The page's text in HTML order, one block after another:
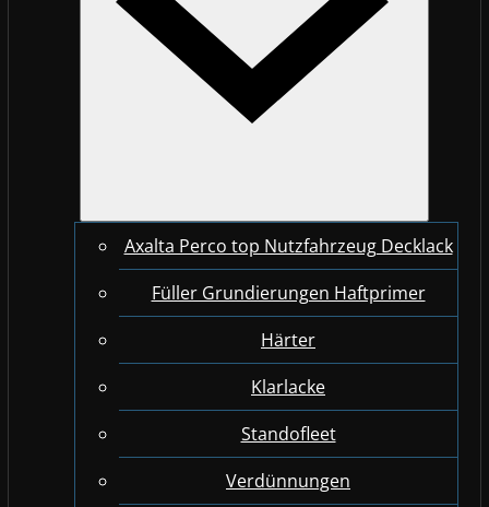
Axalta Perco top Nutzfahrzeug Decklack
Füller Grundierungen Haftprimer
Härter
Klarlacke
Standofleet
Verdünnungen